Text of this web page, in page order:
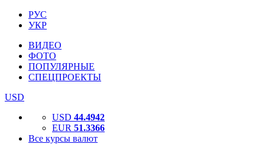
РУС
УКР
ВИДЕО
ФОТО
ПОПУЛЯРНЫЕ
СПЕЦПРОЕКТЫ
USD
USD 44.4942
EUR 51.3366
Все курсы валют